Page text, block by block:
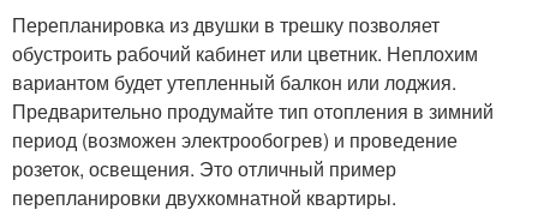
Перепланировка из двушки в трешку позволяет
обустроить рабочий кабинет или цветник. Неплохим
вариантом будет утепленный балкон или лоджия.
Предварительно продумайте тип отопления в зимний
период (возможен электрообогрев) и проведение
розеток, освещения. Это отличный пример
перепланировки двухкомнатной квартиры.